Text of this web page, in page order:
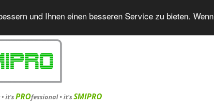
und Ihnen einen besseren Service zu bieten. Wenn
•it'sPROfessional•it'sSMIPRO